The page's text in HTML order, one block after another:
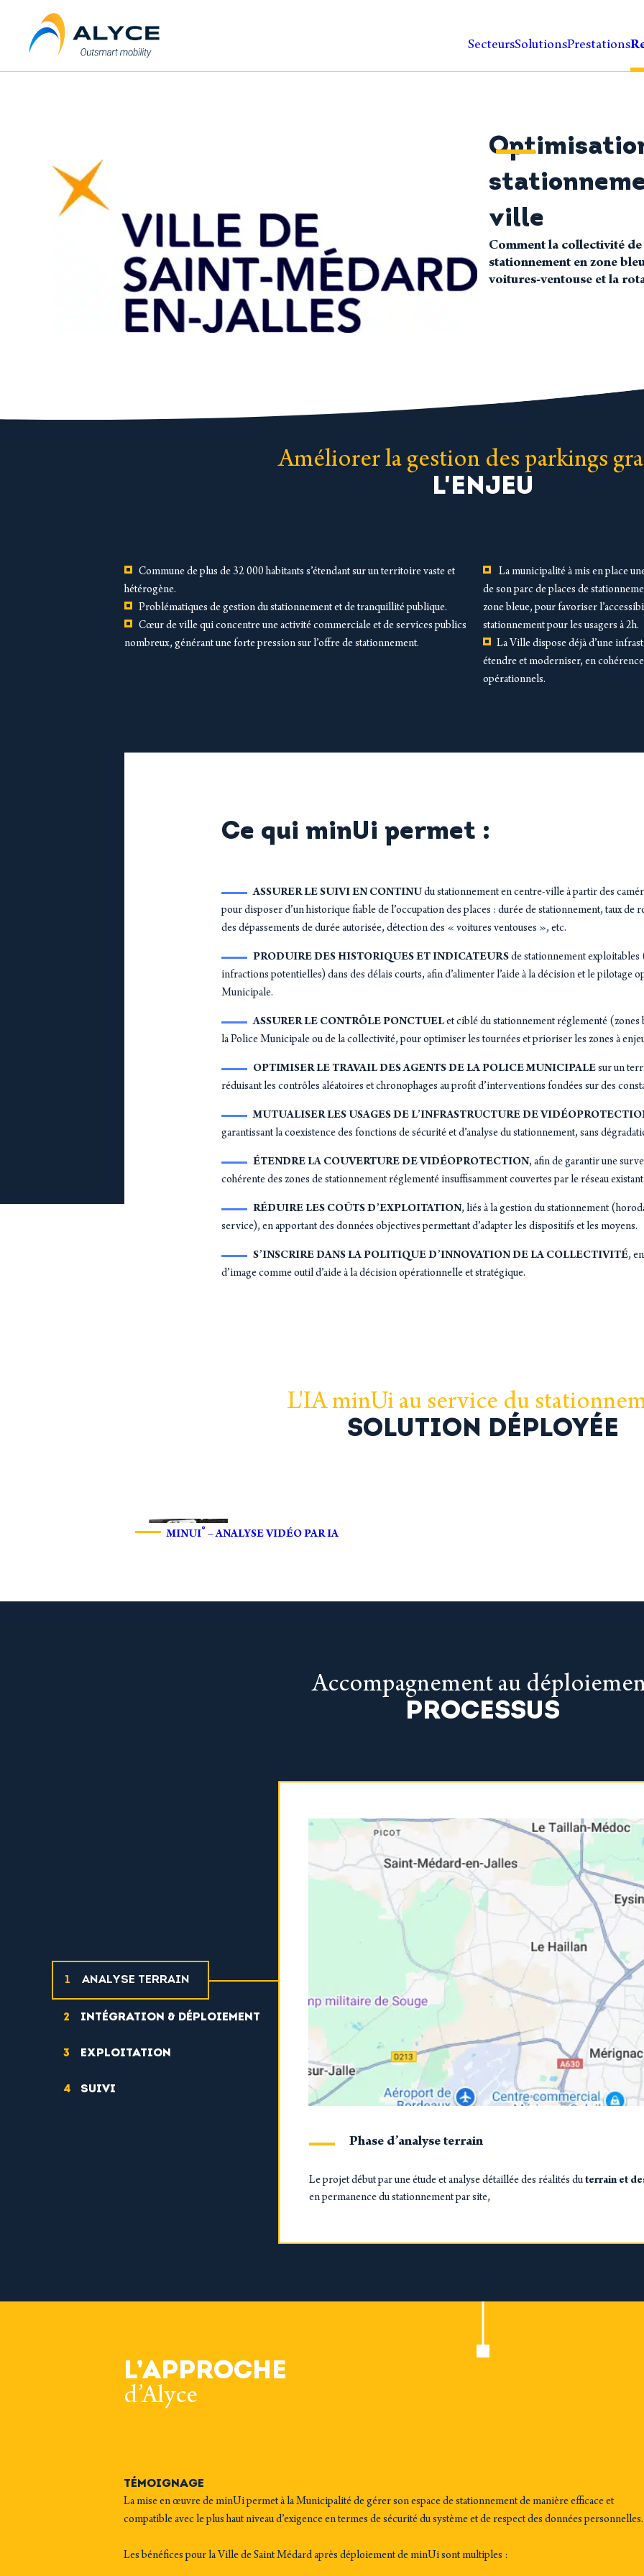
SecteursSolutionsPrestations
ville
Comment la collectivité
stationnement en zone
voitures-ventouse et la
Améliorer la gestion des parkings
L'ENJEU
Commune de plus de 32 000 habitants s’étendant sur un territoire vaste et
hétérogène.
Problématiques de gestion du stationnement et de tranquillité publique.
Cœur de ville qui concentre une activité commerciale et de services publics
nombreux, générant une forte pression sur l’offre de stationnement.
La municipalité à mis en place
de son parc de places de
zone bleue, pour favoriser
stationnement pour les usagers à 2h.
La Ville dispose déjà d’une
étendre et moderniser, en
opérationnels.
Ce qui minUi permet :
ASSURER LE SUIVI EN CONTINU du stationnement en centre-ville à partir des
pour disposer d’un historique fiable de l’occupation des places : durée de stationnement, taux de
des dépassements de durée autorisée, détection des « voitures ventouses », etc.
PRODUIRE DES HISTORIQUES ET INDICATEURSde stationnement
infractions potentielles) dans des délais courts, afin d’alimenter l’aide à la décision et le pilotage
Municipale.
ASSURER LE CONTRÔLE PONCTUELet ciblé du stationnement réglementé (zones
la Police Municipale ou de la collectivité, pour optimiser les tournées et prioriser les zones à
OPTIMISER LE TRAVAIL DES AGENTS DE LA POLICE MUNICIPALEsur un
réduisant les contrôles aléatoires et chronophages au profit d’interventions fondées sur des
MUTUALISER LES USAGES DE L’INFRASTRUCTURE DE
garantissant la coexistence des fonctions de sécurité et d’analyse du stationnement, sans
ÉTENDRE LA COUVERTURE DE VIDÉOPROTECTION, afin de garantir une
cohérente des zones de stationnement réglementé insuffisamment couvertes par le réseau
RÉDUIRE LES COÛTS D’EXPLOITATION, liés à la gestion du stationnement
service), en apportant des données objectives permettant d’adapter les dispositifs et les moyens.
S’INSCRIRE DANS LA POLITIQUE D’INNOVATION DE LA COLLECTIVITÉ,
d’image comme outil d’aide à la décision opérationnelle et stratégique.
L'IA minUi au service du
SOLUTION DÉPLOYÉE
MINUI® – ANALYSE VIDÉO PAR IA
Accompagnement au
PROCESSUS
ANALYSE TERRAIN
INTÉGRATION & DÉPLOIEMENT
EXPLOITATION
SUIVI
Phase d’analyse terrain
Le projet début par une étude et analyse détaillée des réalités duterrain et
en permanence du stationnement par site,
L’APPROCHE
d’Alyce
TÉMOIGNAGE
La mise en œuvre de minUi permet à la Municipalité de gérer son espace de stationnement de manière efficace et
compatible avec le plus haut niveau d’exigence en termes de sécurité du système et de respect des données personnelles.
Les bénéfices pour la Ville de Saint Médard après déploiement de minUi sont multiples :